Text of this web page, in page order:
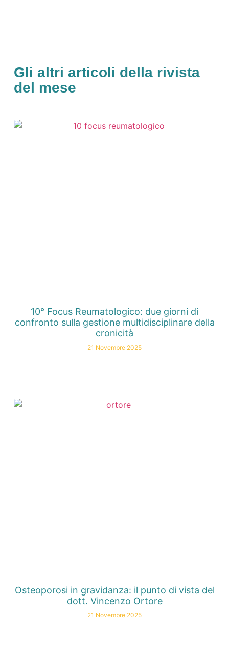
Gli altri articoli della rivista
del mese
10° Focus Reumatologico: due giorni di
confronto sulla gestione multidisciplinare della
cronicità
21 Novembre 2025
Osteoporosi in gravidanza: il punto di vista del
dott. Vincenzo Ortore
21 Novembre 2025